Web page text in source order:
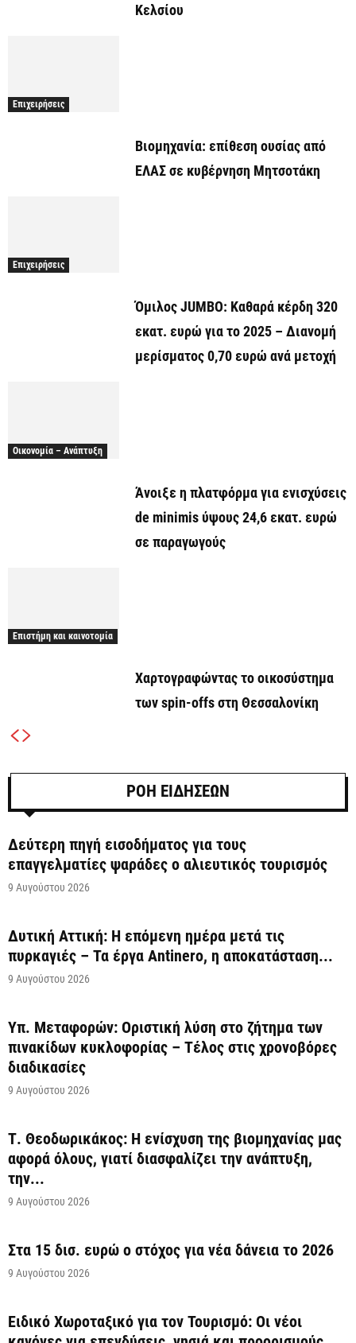
Κελσίου
Επιχειρήσεις
Βιομηχανία: επίθεση ουσίας από
ΕΛΑΣ σε κυβέρνηση Μητσοτάκη
Επιχειρήσεις
Όμιλος JUMBO: Καθαρά κέρδη 320
εκατ. ευρώ για το 2025 – Διανομή
μερίσματος 0,70 ευρώ ανά μετοχή
Οικονομία – Ανάπτυξη
Άνοιξε η πλατφόρμα για ενισχύσεις
de minimis ύψους 24,6 εκατ. ευρώ
σε παραγωγούς
Επιστήμη και καινοτομία
Χαρτογραφώντας το οικοσύστημα
των spin-offs στη Θεσσαλονίκη
ΡΟΗ ΕΙΔΗΣΕΩΝ
Δεύτερη πηγή εισοδήματος για τους
επαγγελματίες ψαράδες ο αλιευτικός τουρισμός
9 Αυγούστου 2026
Δυτική Αττική: Η επόμενη ημέρα μετά τις
πυρκαγιές – Τα έργα Antinero, η αποκατάσταση...
9 Αυγούστου 2026
Υπ. Μεταφορών: Οριστική λύση στο ζήτημα των
πινακίδων κυκλοφορίας – Τέλος στις χρονοβόρες
διαδικασίες
9 Αυγούστου 2026
Τ. Θεοδωρικάκος: Η ενίσχυση της βιομηχανίας μας
αφορά όλους, γιατί διασφαλίζει την ανάπτυξη,
την...
9 Αυγούστου 2026
Στα 15 δισ. ευρώ ο στόχος για νέα δάνεια το 2026
9 Αυγούστου 2026
Ειδικό Χωροταξικό για τον Τουρισμό: Οι νέοι